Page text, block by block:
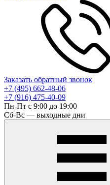
Заказать обратный звонок
+7 (495) 662-48-06
+7 (916) 475-40-09
Пн-Пт с 9:00 до 19:00
Сб-Вс — выходные дни